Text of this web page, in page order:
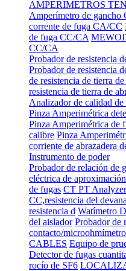
AMPERIMETROS
Amperímetro de gancho
corrente de fuga CA/CC
de fuga CC/CA
CC/CA
Probador de resistencia
Probador de resistencia
de resistencia de tierra
resistencia de tierra de
Analizador de calidad de
Pinza Amperimétrica
Pinza Amperimétrica de
calibre Pinza
corriente de abrazadera
Instrumento de poder
Probador de relación de
eléctrica de
de fugas CT PT Analyzer
CC,resistencia del
resistencia d Watímetro
del aislador Probador de
contacto/microohmímetro
CABLES Equipo de
Detector de fugas
rocío de SF6